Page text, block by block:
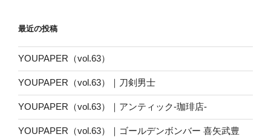
ー
最近の投稿
YOUPAPER（vol.63）
YOUPAPER（vol.63）｜刀剣男士
YOUPAPER（vol.63）｜アンティック-珈琲店-
YOUPAPER（vol.63）｜ゴールデンボンバー 喜矢武豊